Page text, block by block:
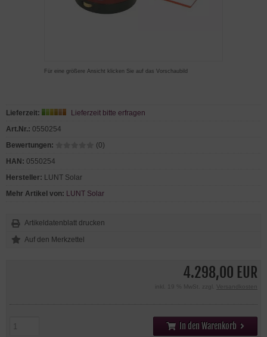
Für eine größere Ansicht klicken Sie auf das Vorschaubild
4.298,00 EUR
inkl. 19 % MwSt. zzgl. Versandkosten
In den Warenkorb
Lieferzeit:
Lieferzeit bitte erfragen
Art.Nr.: 0550254
Bewertungen:
(0)
HAN: 0550254
Hersteller: LUNT Solar
Mehr Artikel von: LUNT Solar
Artikeldatenblatt drucken